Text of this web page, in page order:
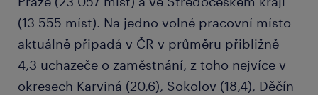
(13 555 míst). Na jedno volné pracovní místo
aktuálně připadá v ČR v průměru přibližně
4,3 uchazeče o zaměstnání, z toho nejvíce v
okresech Karviná (20,6), Sokolov (18,4), Děčín